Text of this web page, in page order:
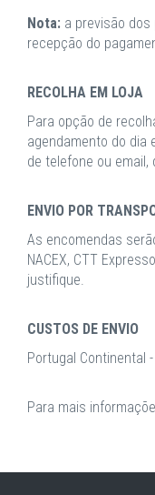
Nota: a previsão
recepção do
RECOLHA EM LOJA
Para opção de
agendamento do dia
de telefone ou
ENVIO POR
As encomendas
NACEX, CTT
justifique.
CUSTOS DE ENVIO
Portugal Continental
Para mais